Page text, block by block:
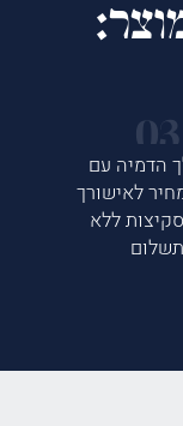
הדמיה עם
לאישורך
עד 3 סקיצות ללא
תשלום